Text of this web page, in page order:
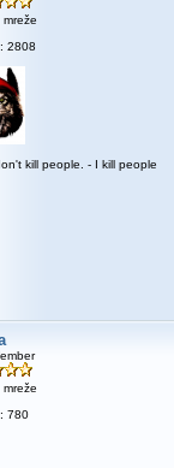
2808
kill people. - I kill people
780